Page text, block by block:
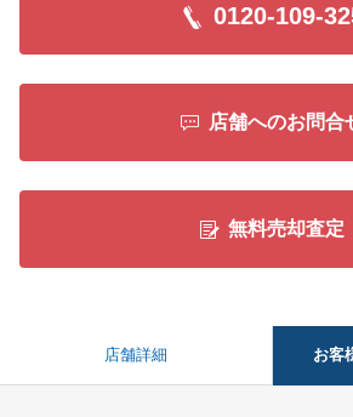
0120-109-
店舗へのお問合
無料売却査定
店舗詳細 お客